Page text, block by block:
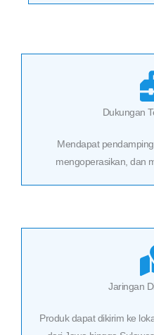
Dukungan
Mendapat
mengoperasikan, dan
Jaringan
Produk dapat dikirim ke